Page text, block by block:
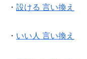
・ 設ける 言い換え
・ いい人 言い換え